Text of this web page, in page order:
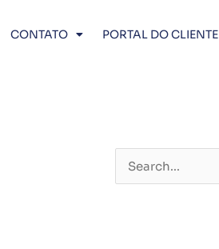
CONTATO PORTAL DO CLIENTE
e